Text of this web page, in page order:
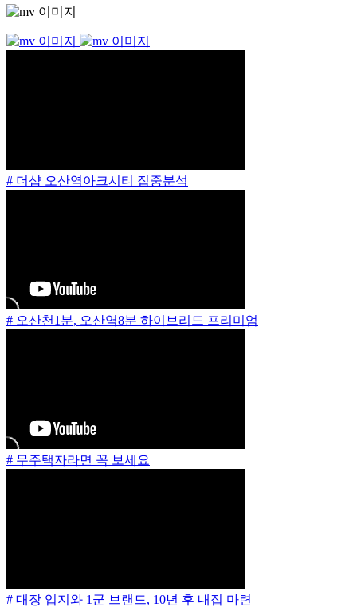
# 더샵 오산역아크시티 집중분석
# 오산천1분, 오산역8분 하이브리드 프리미엄
# 무주택자라면 꼭 보세요
# 대장 입지와 1군 브랜드, 10년 후 내집 마련